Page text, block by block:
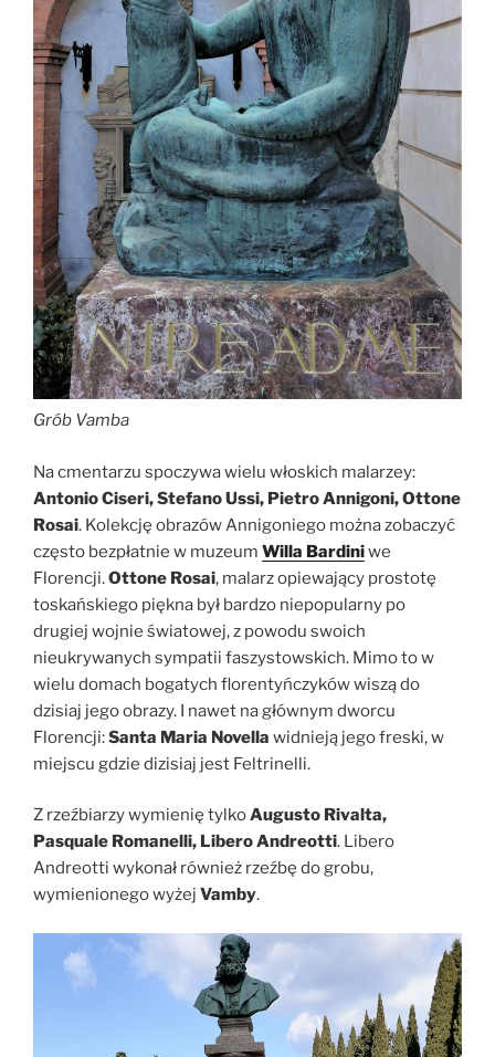
Grób Vamba
Na cmentarzu spoczywa wielu włoskich malarzey:
Antonio Ciseri, Stefano Ussi, Pietro Annigoni, Ottone
Rosai. Kolekcję obrazów Annigoniego można zobaczyć
często bezpłatnie w muzeum Willa Bardiniwe
Florencji.Ottone Rosai, malarz opiewający prostotę
toskańskiego piękna był bardzo niepopularny po
drugiej wojnie światowej, z powodu swoich
nieukrywanych sympatii faszystowskich. Mimo to w
wielu domach bogatych florentyńczyków wiszą do
dzisiaj jego obrazy. I nawet na głównym dworcu
Florencji:Santa Maria Novella widnieją jego freski, w
miejscu gdzie dizisiaj jest Feltrinelli.
Z rzeźbiarzy wymienię tylkoAugusto Rivalta,
Pasquale Romanelli, Libero Andreotti. Libero
Andreotti wykonał również rzeźbę do grobu,
wymienionego wyżej Vamby.